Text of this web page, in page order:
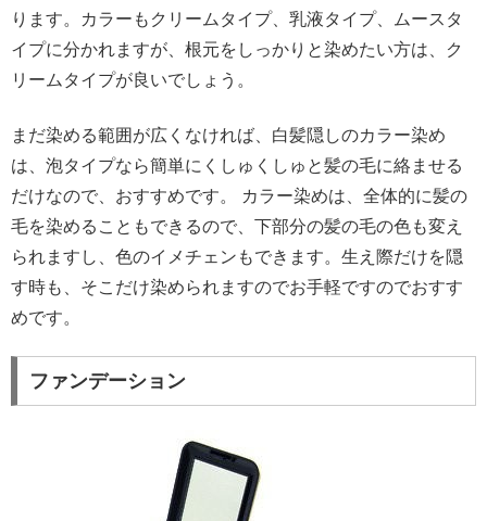
ります。カラーもクリームタイプ、乳液タイプ、ムースタ
イプに分かれますが、根元をしっかりと染めたい方は、ク
リームタイプが良いでしょう。
まだ染める範囲が広くなければ、白髪隠しのカラー染め
は、泡タイプなら簡単にくしゅくしゅと髪の毛に絡ませる
だけなので、おすすめです。 カラー染めは、全体的に髪の
毛を染めることもできるので、下部分の髪の毛の色も変え
られますし、色のイメチェンもできます。生え際だけを隠
す時も、そこだけ染められますのでお手軽ですのでおすす
めです。
ファンデーション